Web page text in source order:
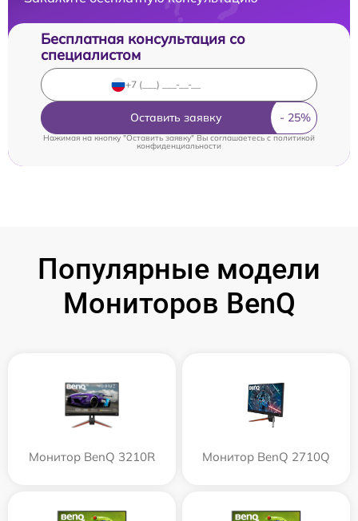
Бесплатная консультация со
специалистом
Оставить заявку
Нажимая на кнопку "Оставить заявку" Вы соглашаетесь cполитикой
конфиденциальности
Популярные модели
Мониторов BenQ
Монитор BenQ 3210R Монитор BenQ 2710Q